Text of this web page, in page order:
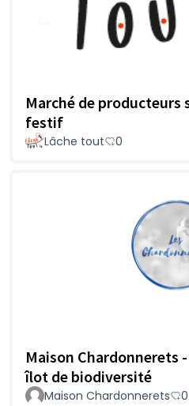
Marché de producteurs
festif
Lâche tout 0
Maison Chardonnerets
îlot de biodiversité
Maison Chardonnerets 0